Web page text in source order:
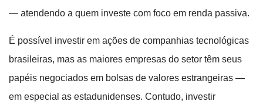
— atendendo a quem investe com foco em renda passiva.
É possível investir em ações de companhias tecnológicas
brasileiras, mas as maiores empresas do setor têm seus
papéis negociados em bolsas de valores estrangeiras —
em especial as estadunidenses. Contudo, investir